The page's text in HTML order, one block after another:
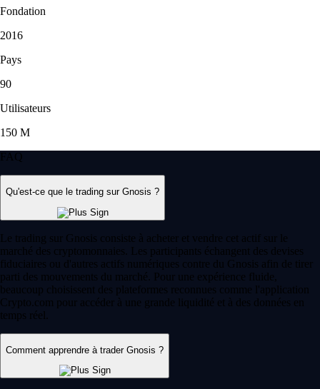
Fondation
2016
Pays
90
Utilisateurs
150 M
FAQ
Qu'est-ce que le trading sur Gnosis ?
Le trading sur Gnosis consiste à acheter et vendre cet actif sur le
marché des cryptomonnaies. Les participants échangent des devises
fiduciaires ou d'autres actifs numériques contre du Gnosis afin de tirer
parti des mouvements du marché. Pour une expérience fluide,
beaucoup choisissent des plateformes reconnues comme l'application
Crypto.com pour accéder à une grande liquidité et à des données en
temps réel.
Comment apprendre à trader Gnosis ?